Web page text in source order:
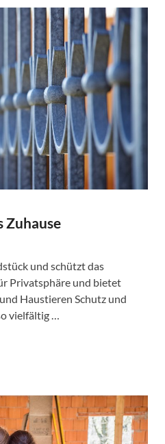
Zuhause
und schützt das
Privatsphäre und bietet
Haustieren Schutz und
vielfältig …